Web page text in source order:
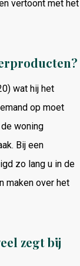
vertoont met het
wat hij het
op moet
woning
Bij een
zo lang u in de
maken over het
zegt bij